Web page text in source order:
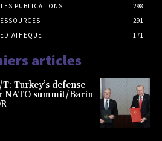
PUBLICATIONS
298
291
171
articles
Turkey’s defense
NATO summit/Barin